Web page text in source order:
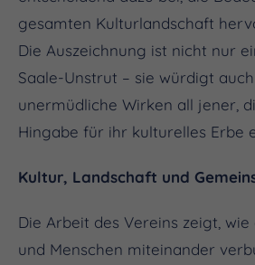
gesamten Kulturlandschaft
Die Auszeichnung ist nicht nur
Saale-Unstrut – sie würdigt
unermüdliche Wirken all jener,
Hingabe für ihr kulturelles Erbe
Kultur, Landschaft und
Die Arbeit des Vereins zeigt,
und Menschen miteinander